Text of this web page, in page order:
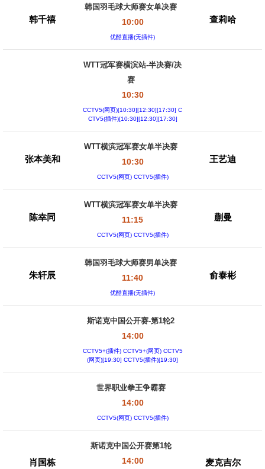
韩千禧
韩国羽毛球大师赛女单决赛
10:00
优酷直播(无插件)
查莉哈
WTT冠军赛横滨站-半决赛/决
赛
10:30
CCTV5(网页)[10:30][12:30][17:30] C
CTV5(插件)[10:30][12:30][17:30]
张本美和
WTT横滨冠军赛女单半决赛
10:30
CCTV5(网页) CCTV5(插件)
王艺迪
陈幸同
WTT横滨冠军赛女单半决赛
11:15
CCTV5(网页) CCTV5(插件)
蒯曼
朱轩辰
韩国羽毛球大师赛男单决赛
11:40
优酷直播(无插件)
俞泰彬
斯诺克中国公开赛-第1轮2
14:00
CCTV5+(插件) CCTV5+(网页) CCTV5
(网页)[19:30] CCTV5(插件)[19:30]
世界职业拳王争霸赛
14:00
CCTV5(网页) CCTV5(插件)
肖国栋
斯诺克中国公开赛第1轮
14:00 麦克吉尔